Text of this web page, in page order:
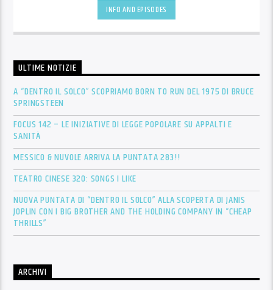
tutto peculiare con il suo passato.
INFO AND EPISODES
ULTIME NOTIZIE
A “DENTRO IL SOLCO” SCOPRIAMO BORN TO RUN DEL 1975 DI BRUCE
SPRINGSTEEN
FOCUS 142 – LE INIZIATIVE DI LEGGE POPOLARE SU APPALTI E
SANITÀ
MESSICO & NUVOLE ARRIVA LA PUNTATA 283!!
TEATRO CINESE 320: SONGS I LIKE
NUOVA PUNTATA DI “DENTRO IL SOLCO” ALLA SCOPERTA DI JANIS
JOPLIN CON I BIG BROTHER AND THE HOLDING COMPANY IN “CHEAP
THRILLS”
ARCHIVI